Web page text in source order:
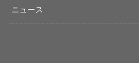
ニュース